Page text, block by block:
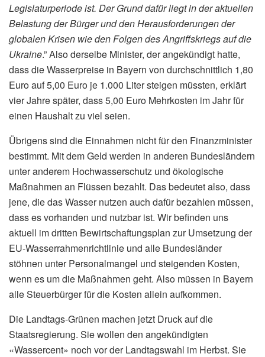
Legislaturperiode ist. Der Grund dafür liegt in der aktuellen
Belastung der Bürger und den Herausforderungen der
globalen Krisen wie den Folgen des Angriffskriegs auf die
Ukraine.” Also derselbe Minister, der angekündigt hatte,
dass die Wasserpreise in Bayern von durchschnittlich 1,80
Euro auf 5,00 Euro je 1.000 Liter steigen müssten, erklärt
vier Jahre später, dass 5,00 Euro Mehrkosten im Jahr für
einen Haushalt zu viel seien.
Übrigens sind die Einnahmen nicht für den Finanzminister
bestimmt. Mit dem Geld werden in anderen Bundesländern
unter anderem Hochwasserschutz und ökologische
Maßnahmen an Flüssen bezahlt. Das bedeutet also, dass
jene, die das Wasser nutzen auch dafür bezahlen müssen,
dass es vorhanden und nutzbar ist. Wir befinden uns
aktuell im dritten Bewirtschaftungsplan zur Umsetzung der
EU-Wasserrahmenrichtlinie und alle Bundesländer
stöhnen unter Personalmangel und steigenden Kosten,
wenn es um die Maßnahmen geht. Also müssen in Bayern
alle Steuerbürger für die Kosten allein aufkommen.
Die Landtags-Grünen machen jetzt Druck auf die
Staatsregierung. Sie wollen den angekündigten
«Wassercent» noch vor der Landtagswahl im Herbst. Sie